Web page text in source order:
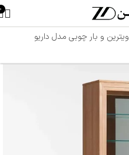
0
ویترین و بار چوبی مدل داریو